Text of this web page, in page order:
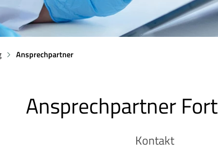
Ansprechpartner
Ansprechpartner
Kontakt